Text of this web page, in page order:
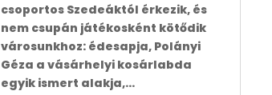
csoportos Szedeáktól érkezik, és
nem csupán játékosként kötődik
városunkhoz: édesapja, Polányi
Géza a vásárhelyi kosárlabda
egyik ismert alakja,...